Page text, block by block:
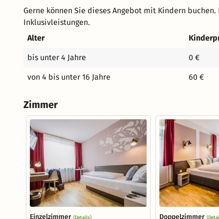
Gerne können Sie dieses Angebot mit Kindern
Inklusivleistungen.
Alter
bis unter 4 Jahre 0 €
von 4 bis unter 16 Jahre 60 €
Zimmer
Einzelzimmer (Details) Doppelzimmer